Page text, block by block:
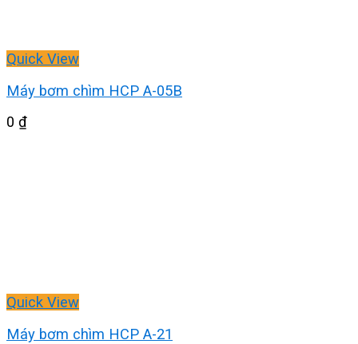
Quick View
Máy bơm chìm HCP A-05B
0 ₫
Quick View
Máy bơm chìm HCP A-21